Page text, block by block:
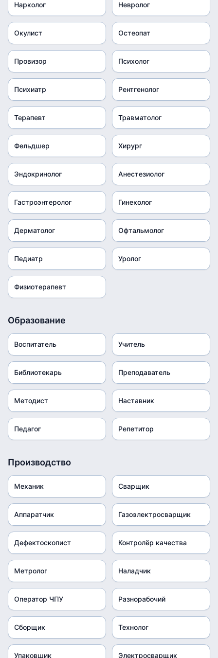
Нарколог Невролог
Окулист Остеопат
Провизор Психолог
Психиатр Рентгенолог
Терапевт Травматолог
Фельдшер Хирург
Эндокринолог Анестезиолог
Гастроэнтеролог Гинеколог
Дерматолог Офтальмолог
Педиатр Уролог
Физиотерапевт
Образование
Воспитатель Учитель
Библиотекарь Преподаватель
Методист Наставник
Педагог Репетитор
Производство
Механик Сварщик
Аппаратчик Газоэлектросварщик
Дефектоскопист Контролёр качества
Метролог Наладчик
Оператор ЧПУ Разнорабочий
Сборщик Технолог
Упаковщик Электросварщик